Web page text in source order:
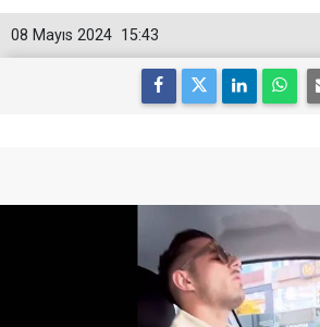
15:43
08 Mayıs 2024